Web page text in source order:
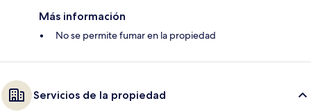
Más información
No se permite fumar en la propiedad
Servicios de la propiedad